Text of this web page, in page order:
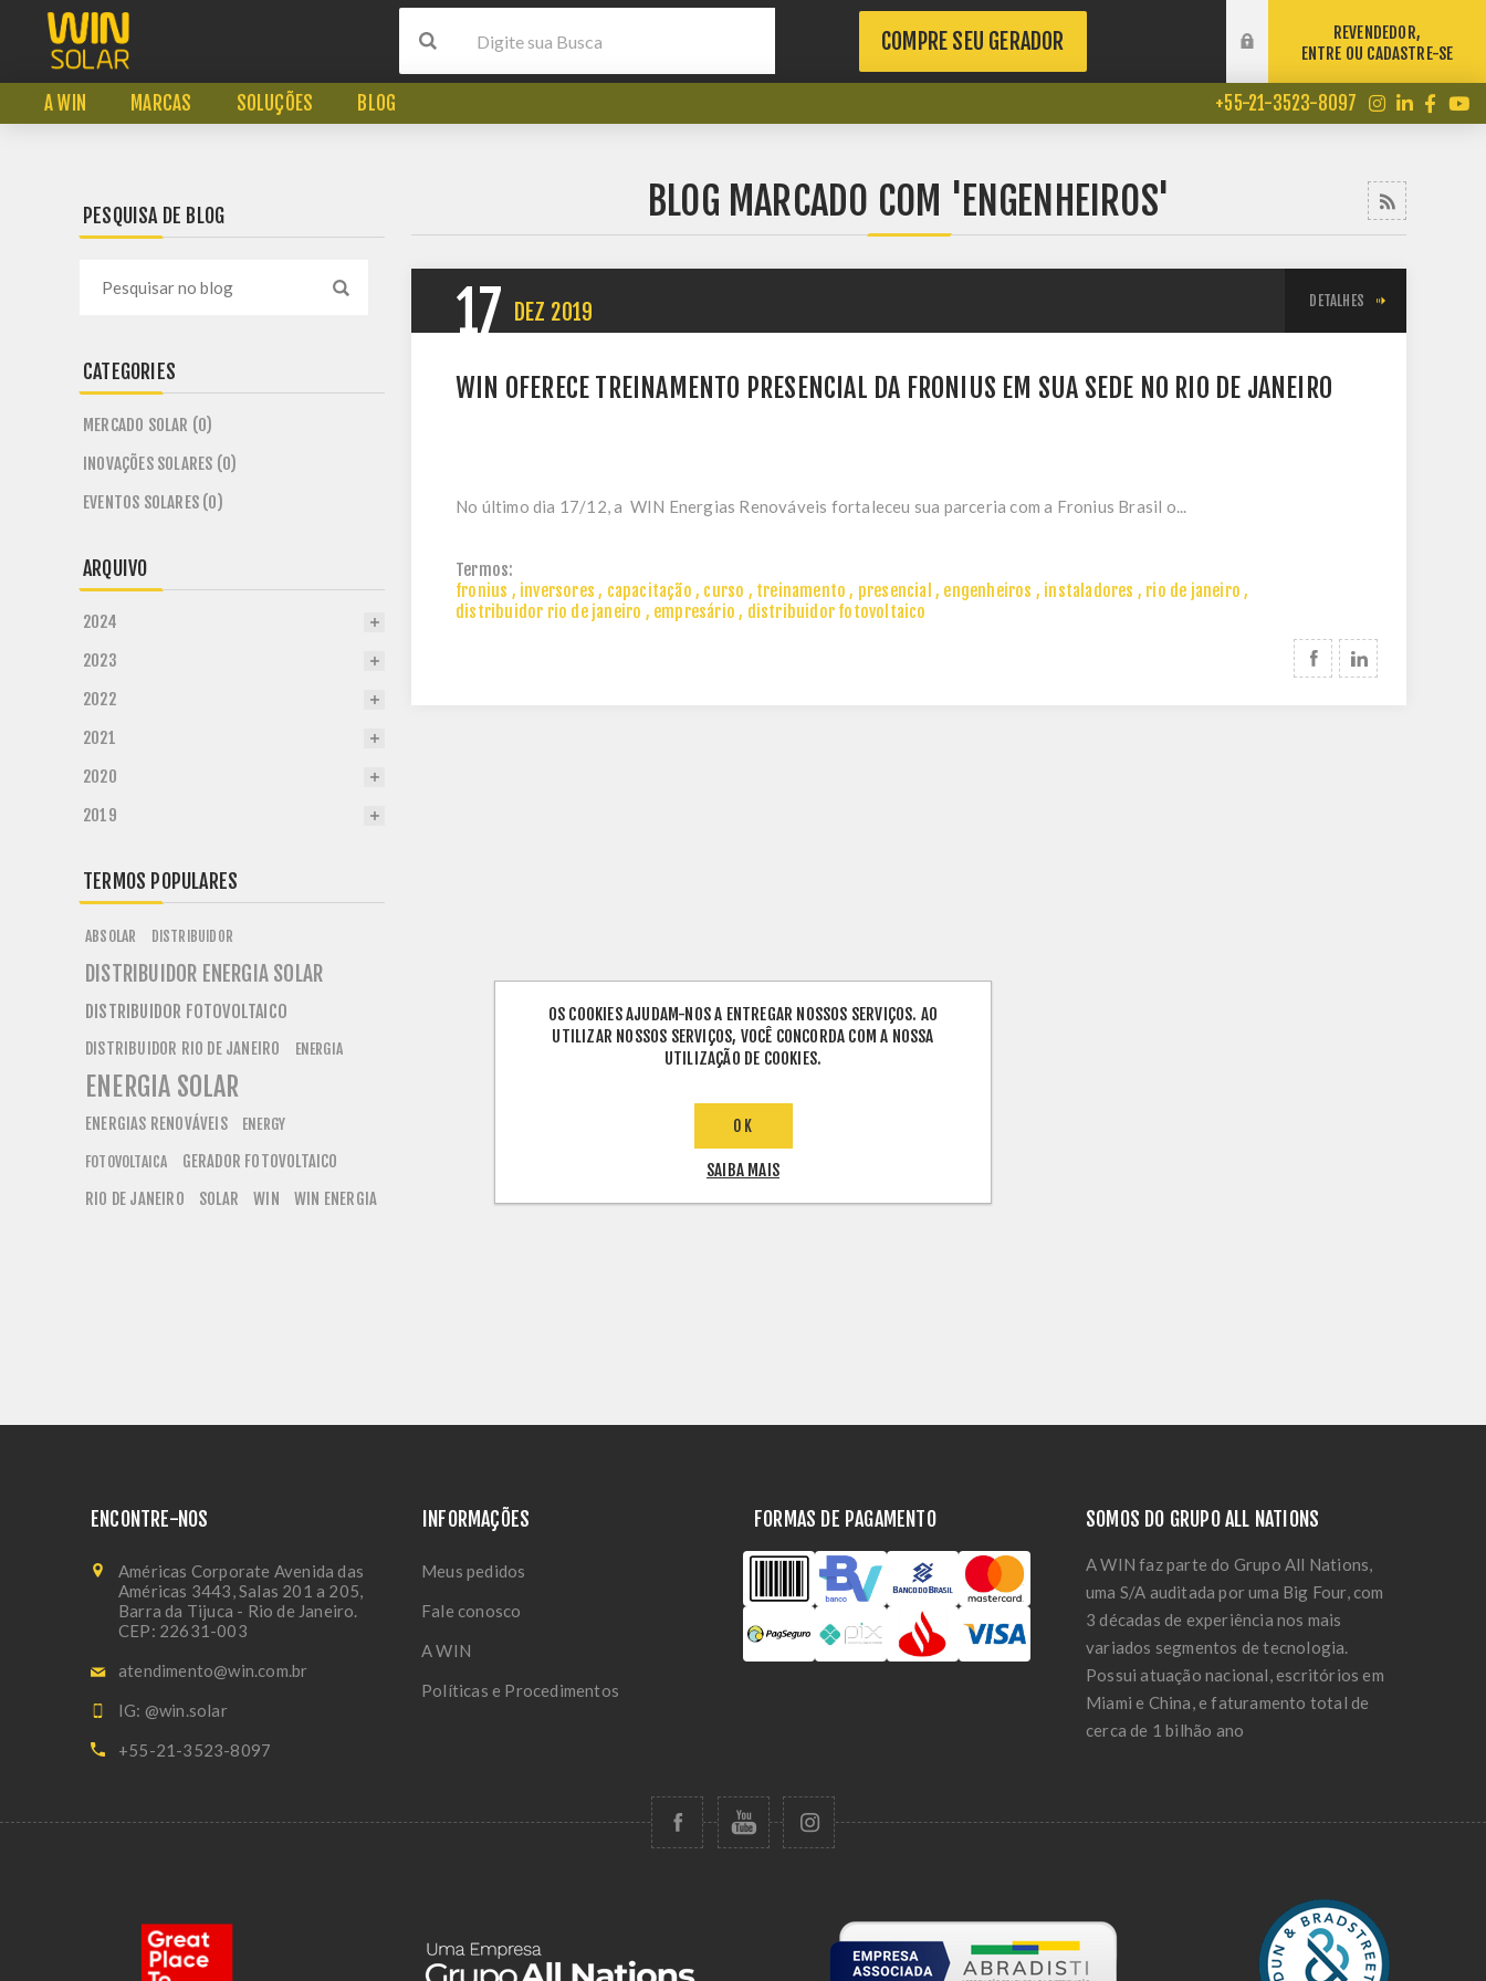
COMPRE SEU GERADOR
REVENDEDOR,
ENTRE OU CADASTRE-SE
A WIN MARCAS SOLUÇÕES BLOG +55-21-3523-8097
BLOG MARCADO COM 'ENGENHEIROS'
17 DEZ 2019 DETALHES
WIN OFERECE TREINAMENTO PRESENCIAL DA FRONIUS EM SUA SEDE NO RIO DE JANEIRO
No último dia 17/12, a WIN Energias Renováveis fortaleceu sua parceria com a Fronius Brasil o...
Termos:
fronius , inversores , capacitação , curso , treinamento , presencial , engenheiros , instaladores , rio de janeiro ,
distribuidor rio de janeiro , empresário , distribuidor fotovoltaico
PESQUISA DE BLOG
CATEGORIES
MERCADO SOLAR (0)
INOVAÇÕES SOLARES (0)
EVENTOS SOLARES (0)
ARQUIVO
2024
2023
2022
2021
2020
2019
TERMOS POPULARES
ABSOLAR DISTRIBUIDOR
DISTRIBUIDOR ENERGIA SOLAR
DISTRIBUIDOR FOTOVOLTAICO
DISTRIBUIDOR RIO DE JANEIRO ENERGIA
ENERGIA SOLAR
ENERGIAS RENOVÁVEIS
ENERGY
FOTOVOLTAICA
GERADOR FOTOVOLTAICO
RIO DE JANEIRO
SOLAR WIN WIN ENERGIA
ENCONTRE-NOS
Américas Corporate Avenida das
Américas 3443, Salas 201 a 205,
Barra da Tijuca - Rio de Janeiro.
CEP: 22631-003
atendimento@win.com.br
IG: @win.solar
+55-21-3523-8097
INFORMAÇÕES
Meus pedidos
Fale conosco
A WIN
Políticas e Procedimentos
FORMAS DE PAGAMENTO SOMOS DO GRUPO ALL NATIONS
A WIN faz parte do Grupo All Nations,
uma S/A auditada por uma Big Four, com
3 décadas de experiência nos mais
variados segmentos de tecnologia.
Possui atuação nacional, escritórios em
Miami e China, e faturamento total de
cerca de 1 bilhão ano
OS COOKIES AJUDAM-NOS A ENTREGAR NOSSOS SERVIÇOS. AO
UTILIZAR NOSSOS SERVIÇOS, VOCÊ CONCORDA COM A NOSSA
UTILIZAÇÃO DE COOKIES.
OK
SAIBA MAIS